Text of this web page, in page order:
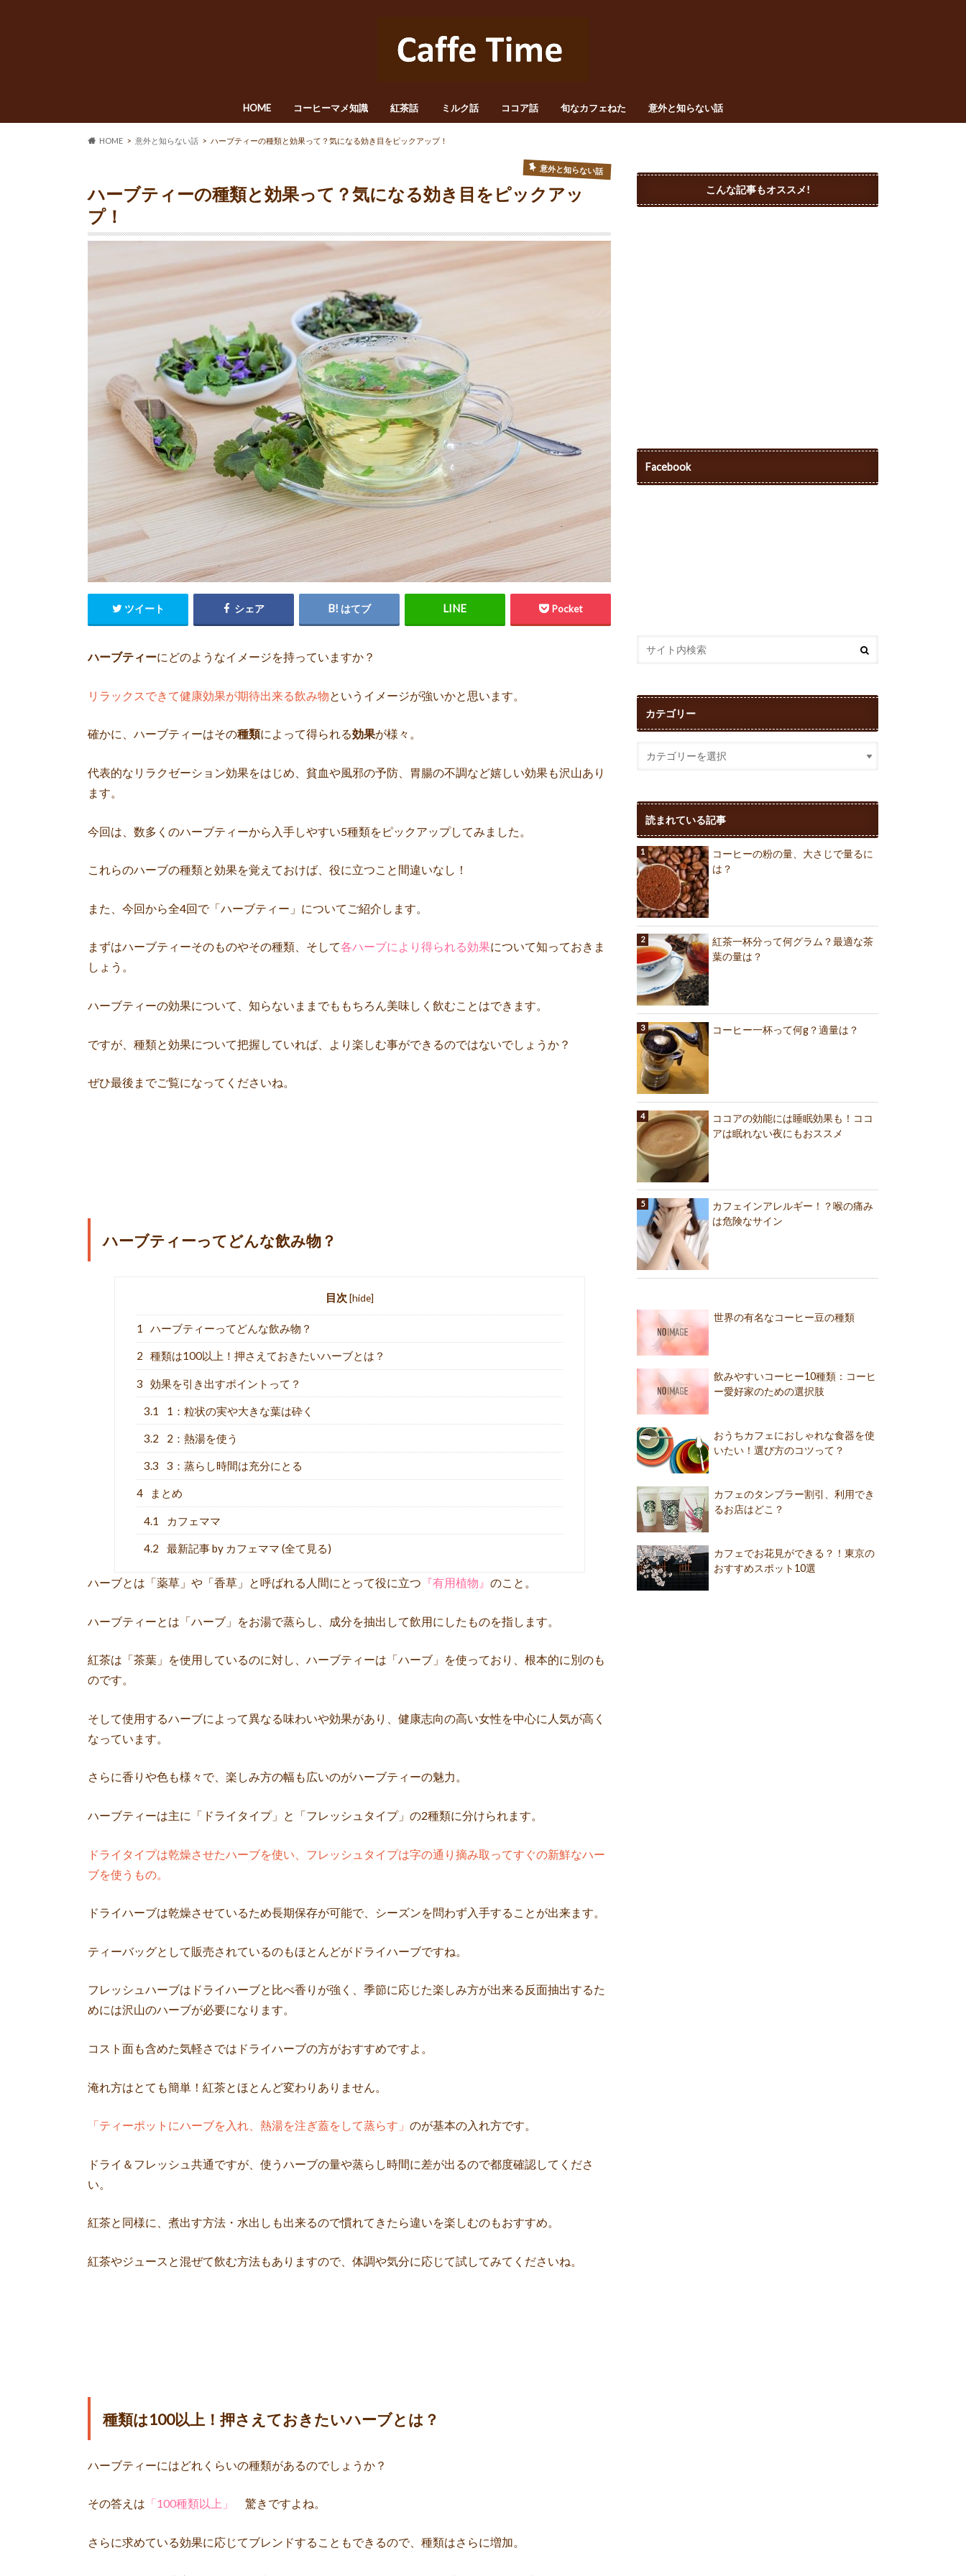
HOME コーヒーマメ知識 紅茶話 ミルク話 ココア話 旬なカフェねた 意外と知らない話
HOME 意外と知らない話 ハーブティーの種類と効果って？気になる効き目をピックアップ！
意外と知らない話
ハーブティーの種類と効果って？気になる効き目をピックアッ
プ！
ツイート シェア はてブ Pocket
ハーブティーにどのようなイメージを持っていますか？
リラックスできて健康効果が期待出来る飲み物 というイメージが強いかと思います。
確かに、ハーブティーはその種類によって得られる効果が様々。
代表的なリラクゼーション効果をはじめ、貧血や風邪の予防、胃腸の不調など嬉しい効果も沢山あり
ます。
今回は、数多くのハーブティーから入手しやすい5種類をピックアップしてみました。
これらのハーブの種類と効果を覚えておけば、役に立つこと間違いなし！
また、今回から全4回で「ハーブティー」についてご紹介します。
まずはハーブティーそのものやその種類、そして各ハーブにより得られる効果について知っておきま
しょう。
ハーブティーの効果について、知らないままでももちろん美味しく飲むことはできます。
ですが、種類と効果について把握していれば、より楽しむ事ができるのではないでしょうか？
ぜひ最後までご覧になってくださいね。
ハーブティーってどんな飲み物？
目次 [hide]
1 ハーブティーってどんな飲み物？
2 種類は100以上！押さえておきたいハーブとは？
3 効果を引き出すポイントって？
3.1 1：粒状の実や大きな葉は砕く
3.2 2：熱湯を使う
3.3 3：蒸らし時間は充分にとる
4 まとめ
4.1 カフェママ
4.2 最新記事 by カフェママ (全て見る)
ハーブとは「薬草」や「香草」と呼ばれる人間にとって役に立つ 『有用植物』 のこと。
ハーブティーとは「ハーブ」をお湯で蒸らし、成分を抽出して飲用にしたものを指します。
紅茶は「茶葉」を使用しているのに対し、ハーブティーは「ハーブ」を使っており、根本的に別のも
のです。
そして使用するハーブによって異なる味わいや効果があり、健康志向の高い女性を中心に人気が高く
なっています。
さらに香りや色も様々で、楽しみ方の幅も広いのがハーブティーの魅力。
ハーブティーは主に「ドライタイプ」と「フレッシュタイプ」の2種類に分けられます。
ドライタイプは乾燥させたハーブを使い、フレッシュタイプは字の通り摘み取ってすぐの新鮮なハー
ブを使うもの。
ドライハーブは乾燥させているため長期保存が可能で、シーズンを問わず入手することが出来ます。
ティーバッグとして販売されているのもほとんどがドライハーブですね。
フレッシュハーブはドライハーブと比べ香りが強く、季節に応じた楽しみ方が出来る反面抽出するた
めには沢山のハーブが必要になります。
コスト面も含めた気軽さではドライハーブの方がおすすめですよ。
淹れ方はとても簡単！紅茶とほとんど変わりありません。
「ティーポットにハーブを入れ、熱湯を注ぎ蓋をして蒸らす」 のが基本の入れ方です。
ドライ＆フレッシュ共通ですが、使うハーブの量や蒸らし時間に差が出るので都度確認してくださ
い。
紅茶と同様に、煮出す方法・水出しも出来るので慣れてきたら違いを楽しむのもおすすめ。
紅茶やジュースと混ぜて飲む方法もありますので、体調や気分に応じて試してみてくださいね。
種類は100以上！押さえておきたいハーブとは？
ハーブティーにはどれくらいの種類があるのでしょうか？
その答えは 「100種類以上」 驚きですよね。
さらに求めている効果に応じてブレンドすることもできるので、種類はさらに増加。
こんな記事もオススメ!
Facebook
カテゴリー
読まれている記事
コーヒーの粉の量、大さじで量るに
は？
紅茶一杯分って何グラム？最適な茶
葉の量は？
コーヒー一杯って何g？適量は？
ココアの効能には睡眠効果も！ココ
アは眠れない夜にもおススメ
カフェインアレルギー！？喉の痛み
は危険なサイン
世界の有名なコーヒー豆の種類
飲みやすいコーヒー10種類：コーヒ
ー愛好家のための選択肢
おうちカフェにおしゃれな食器を使
いたい！選び方のコツって？
カフェのタンブラー割引、利用でき
るお店はどこ？
カフェでお花見ができる？！東京の
おすすめスポット10選